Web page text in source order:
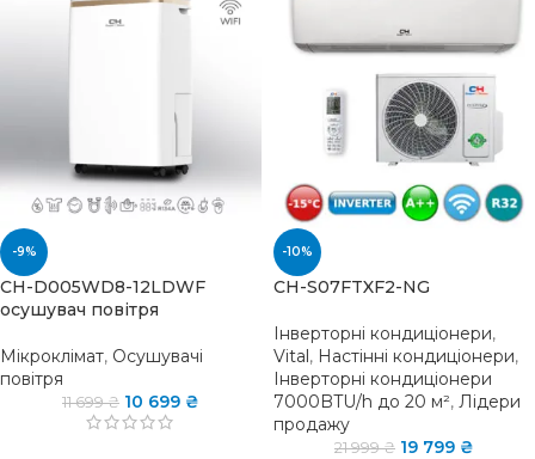
-9%
CH-D005WD8-12LDWF
осушувач повітря
Мікроклімат, Осушувачі
повітря
11 699₴ 10 699 ₴
-10%
CH-S07FTXF2-NG
Інверторні кондиціонери,
Vital, Настінні кондиціонери,
Інверторні кондиціонери
7000BTU/h до 20 м², Лідери
продажу
21 999₴ 19 799 ₴